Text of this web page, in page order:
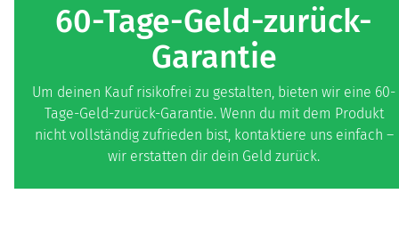
60-Tage-Geld-zurück-
Garantie
Um deinen Kauf risikofrei zu gestalten, bieten wir eine 60-
Tage-Geld-zurück-Garantie. Wenn du mit dem Produkt
nicht vollständig zufrieden bist, kontaktiere uns einfach –
wir erstatten dir dein Geld zurück.